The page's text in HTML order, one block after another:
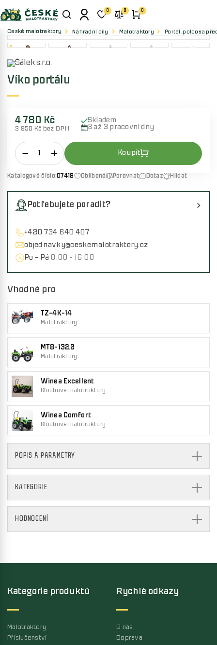
0 0 0
České malotraktory Náhradní díly Malotraktory Portál, poloosa
Víko portálu
4 780 Kč
3 950 Kč bez DPH
Skladem
2 až 3 pracovní dny
Katalogové číslo:07418 Oblíbené Porovnat Dotaz Hlídat
Potřebujete poradit?
+420 734 640 407
objednavky@ceskemalotraktory.cz
Po - Pá 8:00 - 16:00
Vhodné pro
TZ-4K-14
Malotraktory
MT8-132.2
Malotraktory
Winea Excellent
Kloubové malotraktory
Winea Comfort
Kloubové malotraktory
POPIS A PARAMETRY
KATEGORIE
HODNOCENÍ
Kategorie produktů
Malotraktory
Příslušenství
Rychlé odkazy
O nás
Doprava